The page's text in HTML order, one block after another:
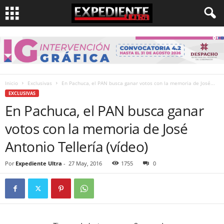
Inicio Exclusivas En Pachuca, el PAN busca ganar votos con la memoria de José...
EXCLUSIVAS
En Pachuca, el PAN busca ganar
votos con la memoria de José
Antonio Tellería (vídeo)
Por Expediente Ultra - 27 May, 2016 1755 0